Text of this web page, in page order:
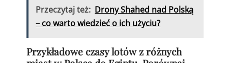
Przeczytaj też: Drony Shahed nad Polską
– co warto wiedzieć o ich użyciu?
Przykładowe czasy lotów z różnych